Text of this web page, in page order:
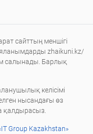
сайттың меншігі
zhaikuni.kz/
салынады. Барлық
келісімі
нысандағы өз
қалдырасыз.
Group Kazakhstan»